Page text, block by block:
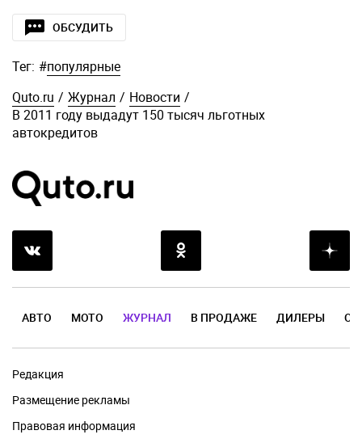
ОБСУДИТЬ
Тег: #популярные
Quto.ru / Журнал / Новости /
В 2011 году выдадут 150 тысяч льготных
автокредитов
АВТО МОТО ЖУРНАЛ В ПРОДАЖЕ ДИЛЕРЫ
Редакция
Размещение рекламы
Правовая информация